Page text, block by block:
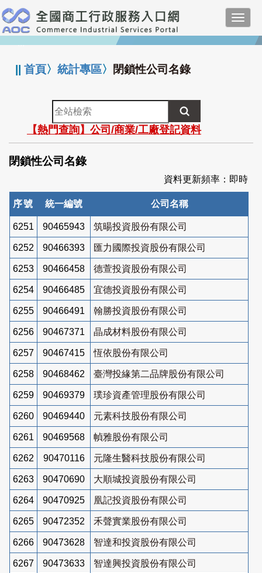
跳
到
主
要
:::
||首頁〉統計專區〉 閉鎖性公司名錄
全
站
檢
索
【熱門查詢】公司/商業/工廠登記資料
閉鎖性公司名錄
資料更新頻率：即時
序號 統一編號 公司名稱
6251 90465943 筑暘投資股份有限公司
6252 90466393 匯力國際投資股份有限公司
6253 90466458 德萱投資股份有限公司
6254 90466485 宜德投資股份有限公司
6255 90466491 翰勝投資股份有限公司
6256 90467371 晶成材料股份有限公司
6257 90467415 恆依股份有限公司
6258 90468462 臺灣投緣第二品牌股份有限公司
6259 90469379 璞珍資產管理股份有限公司
6260 90469440 元素科技股份有限公司
6261 90469568 幀雅股份有限公司
6262 90470116 元隆生醫科技股份有限公司
6263 90470690 大順城投資股份有限公司
6264 90470925 凰記投資股份有限公司
6265 90472352 禾聲實業股份有限公司
6266 90473628 智達和投資股份有限公司
6267 90473633 智達興投資股份有限公司